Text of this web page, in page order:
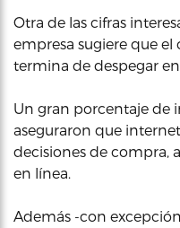
Otra de las cifras
empresa sugiere que
termina de despegar
Un gran porcentaje de
aseguraron que
decisiones de compra,
en línea.
Además -con